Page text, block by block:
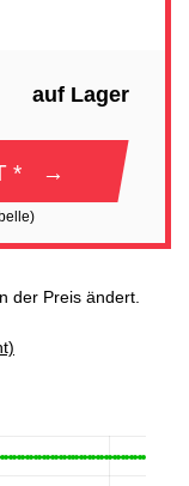
auf Lager
→
der Preis ändert.